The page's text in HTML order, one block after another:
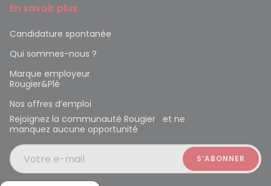
En savoir plus
Candidature spontanée
Qui sommes-nous ?
Marque employeur
Rougier&Plé
Nos offres d’emploi
Rejoignez la communauté Rougier et ne
manquez aucune opportunité
Votre e-mail